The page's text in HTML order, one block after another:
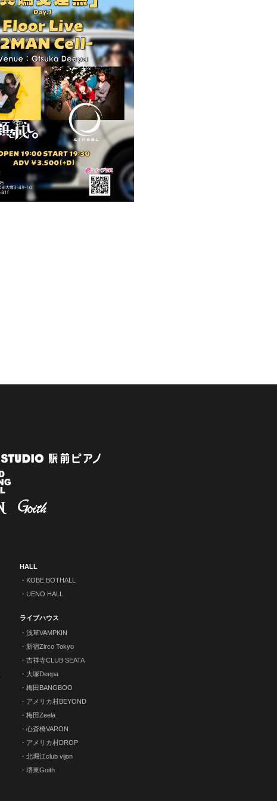
HALL
KOBE BOTHALL
UENO HALL
ライブハウス
浅草VAMPKIN
新宿Zirco Tokyo
吉祥寺CLUB SEATA
大塚Deepa
梅田BANGBOO
アメリカ村BEYOND
梅田Zeela
心斎橋VARON
アメリカ村DROP
北堀江club vijon
堺東Goith